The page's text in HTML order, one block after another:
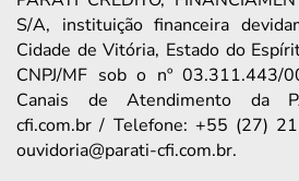
S/A, instituição financeira
Cidade de Vitória, Estado do
CNPJ/MF sob o nº 03.311.443/
Canais de Atendimento da
cfi.com.br / Telefone: +55 (27)
ouvidoria@parati-cfi.com.br.